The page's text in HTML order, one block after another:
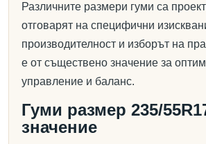
Различните размери гуми са
отговарят на специфични
производителност и изборът на
е от съществено значение за
управление и баланс.
Гуми размер 235/
значение